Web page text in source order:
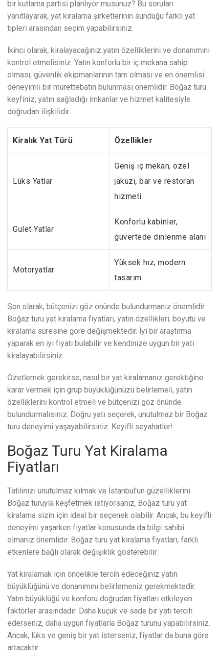
bir kutlama partisi planlıyor musunuz? Bu soruları
yanıtlayarak, yat kiralama şirketlerinin sunduğu farklı yat
tipleri arasından seçim yapabilirsiniz.
İkinci olarak, kiralayacağınız yatın özelliklerini ve donanımını
kontrol etmelisiniz. Yatın konforlu bir iç mekana sahip
olması, güvenlik ekipmanlarının tam olması ve en önemlisi
deneyimli bir mürettebatın bulunması önemlidir. Boğaz turu
keyfiniz, yatın sağladığı imkanlar ve hizmet kalitesiyle
doğrudan ilişkilidir.
Kiralık Yat Türü Özellikler
Lüks Yatlar
Geniş iç mekan, özel
jakuzi, bar ve restoran
hizmeti
Gulet Yatlar
Konforlu kabinler,
güvertede dinlenme alanı
Motoryatlar
Yüksek hız, modern
tasarım
Son olarak, bütçenizi göz önünde bulundurmanız önemlidir.
Boğaz turu yat kiralama fiyatları, yatın özellikleri, boyutu ve
kiralama süresine göre değişmektedir. İyi bir araştırma
yaparak en iyi fiyatı bulabilir ve kendinize uygun bir yatı
kiralayabilirsiniz.
Özetlemek gerekirse, nasıl bir yat kiralamanız gerektiğine
karar vermek için grup büyüklüğünüzü belirlemeli, yatın
özelliklerini kontrol etmeli ve bütçenizi göz önünde
bulundurmalısınız. Doğru yatı seçerek, unutulmaz bir Boğaz
turu deneyimi yaşayabilirsiniz. Keyifli seyahatler!.
Boğaz Turu Yat Kiralama
Fiyatları
Tatilinizi unutulmaz kılmak ve İstanbul’un güzelliklerini
Boğaz turuyla keşfetmek istiyorsanız, Boğaz turu yat
kiralama sizin için ideal bir seçenek olabilir. Ancak, bu keyifli
deneyimi yaşarken fiyatlar konusunda da bilgi sahibi
olmanız önemlidir. Boğaz turu yat kiralama fiyatları, farklı
etkenlere bağlı olarak değişiklik gösterebilir.
Yat kiralamak için öncelikle tercih edeceğiniz yatın
büyüklüğünü ve donanımını belirlemeniz gerekmektedir.
Yatın büyüklüğü ve konforu doğrudan fiyatları etkileyen
faktörler arasındadır. Daha küçük ve sade bir yatı tercih
ederseniz, daha uygun fiyatlarla Boğaz turunu yapabilirsiniz.
Ancak, lüks ve geniş bir yat isterseniz, fiyatlar da buna göre
artacaktır.